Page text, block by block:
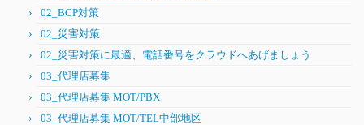
02_BCP対策
02_災害対策
02_災害対策に最適、電話番号をクラウドへあげましょう
03_代理店募集
03_代理店募集 MOT/PBX
03_代理店募集 MOT/TEL中部地区